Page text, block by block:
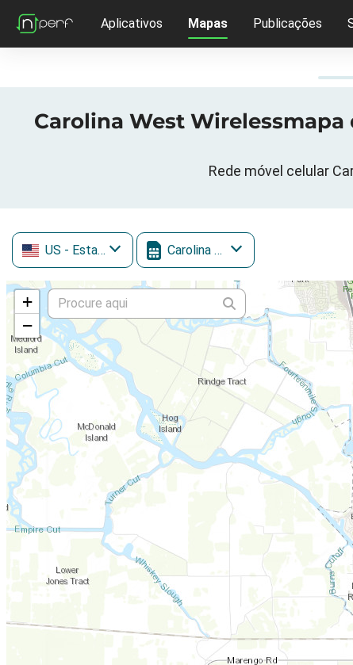
Aplicativos Mapas Publicações
Carolina West Wirelessmapa
Rede móvel celular
US - Estados Unidos Carolina West Wireless
+
−